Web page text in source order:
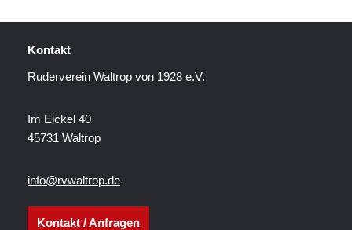
Kontakt
Ruderverein Waltrop von 1928 e.V.
Im Eickel 40
45731 Waltrop
info@rvwaltrop.de
Kontakt / Anfragen